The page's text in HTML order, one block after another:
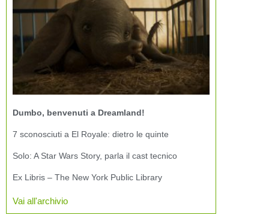
Dumbo, benvenuti a Dreamland!
7 sconosciuti a El Royale: dietro le quinte
Solo: A Star Wars Story, parla il cast tecnico
Ex Libris – The New York Public Library
Vai all'archivio